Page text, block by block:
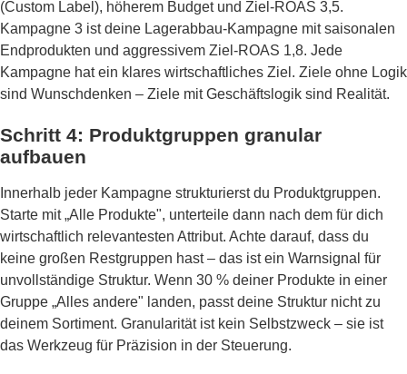
(Custom Label), höherem Budget und Ziel-ROAS 3,5.
Kampagne 3 ist deine Lagerabbau-Kampagne mit saisonalen
Endprodukten und aggressivem Ziel-ROAS 1,8. Jede
Kampagne hat ein klares wirtschaftliches Ziel. Ziele ohne Logik
sind Wunschdenken – Ziele mit Geschäftslogik sind Realität.
Schritt 4: Produktgruppen granular
aufbauen
Innerhalb jeder Kampagne strukturierst du Produktgruppen.
Starte mit „Alle Produkte", unterteile dann nach dem für dich
wirtschaftlich relevantesten Attribut. Achte darauf, dass du
keine großen Restgruppen hast – das ist ein Warnsignal für
unvollständige Struktur. Wenn 30 % deiner Produkte in einer
Gruppe „Alles andere" landen, passt deine Struktur nicht zu
deinem Sortiment. Granularität ist kein Selbstzweck – sie ist
das Werkzeug für Präzision in der Steuerung.